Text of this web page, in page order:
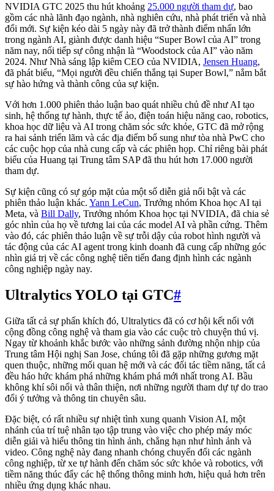
NVIDIA GTC 2025 thu hút khoảng 25.000 người tham dự, bao
gồm các nhà lãnh đạo ngành, nhà nghiên cứu, nhà phát triển và nhà
đổi mới. Sự kiện kéo dài 5 ngày này đã trở thành điểm nhấn lớn
trong ngành AI, giành được danh hiệu “Super Bowl của AI” trong
năm nay, nối tiếp sự công nhận là “Woodstock của AI” vào năm
2024. Như Nhà sáng lập kiêm CEO của NVIDIA, Jensen Huang,
đã phát biểu, “Mọi người đều chiến thắng tại Super Bowl,” nắm bắt
sự hào hứng và thành công của sự kiện.
Với hơn 1.000 phiên thảo luận bao quát nhiều chủ đề như AI tạo
sinh, hệ thống tự hành, thực tế ảo, điện toán hiệu năng cao, robotics,
khoa học dữ liệu và AI trong chăm sóc sức khỏe, GTC đã mở rộng
ra hai sảnh triển lãm và các địa điểm bổ sung như tòa nhà PwC cho
các cuộc họp của nhà cung cấp và các phiên họp. Chỉ riêng bài phát
biểu của Huang tại Trung tâm SAP đã thu hút hơn 17.000 người
tham dự.
Sự kiện cũng có sự góp mặt của một số diễn giả nổi bật và các
phiên thảo luận khác. Yann LeCun, Trưởng nhóm Khoa học AI tại
Meta, và Bill Dally, Trưởng nhóm Khoa học tại NVIDIA, đã chia sẻ
góc nhìn của họ về tương lai của các model AI và phần cứng. Thêm
vào đó, các phiên thảo luận về sự trỗi dậy của robot hình người và
tác động của các AI agent trong kinh doanh đã cung cấp những góc
nhìn giá trị về các công nghệ tiên tiến đang định hình các ngành
công nghiệp ngày nay.
Ultralytics YOLO tại GTC#
Giữa tất cả sự phấn khích đó, Ultralytics đã có cơ hội kết nối với
cộng đồng công nghệ và tham gia vào các cuộc trò chuyện thú vị.
Ngay từ khoảnh khắc bước vào những sảnh đường nhộn nhịp của
Trung tâm Hội nghị San Jose, chúng tôi đã gặp những gương mặt
quen thuộc, những mối quan hệ mới và các đối tác tiềm năng, tất cả
đều háo hức khám phá những khám phá mới nhất trong AI. Bầu
không khí sôi nổi và thân thiện, nơi những người tham dự tự do trao
đổi ý tưởng và thông tin chuyên sâu.
Đặc biệt, có rất nhiều sự nhiệt tình xung quanh Vision AI, một
nhánh của trí tuệ nhân tạo tập trung vào việc cho phép máy móc
diễn giải và hiểu thông tin hình ảnh, chẳng hạn như hình ảnh và
video. Công nghệ này đang nhanh chóng chuyển đổi các ngành
công nghiệp, từ xe tự hành đến chăm sóc sức khỏe và robotics, với
tiềm năng thúc đẩy các hệ thống thông minh hơn, hiệu quả hơn trên
nhiều ứng dụng khác nhau.